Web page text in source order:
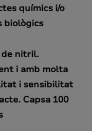
químics i/o
biològics
nitril.
i amb molta
i sensibilitat
Capsa 100